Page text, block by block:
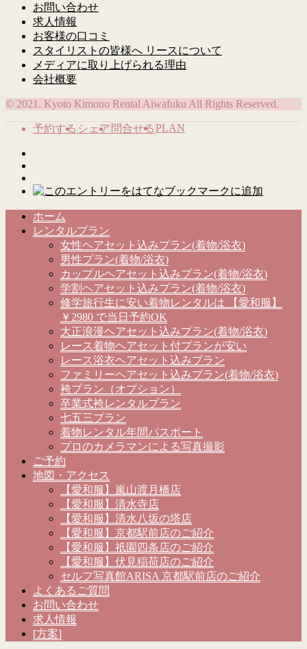
お問い合わせ
求人情報
お客様の口コミ
スタイリストの皆様へ リースについて
メディアに取り上げられる理由
会社概要
© 2021. Kyoto Kimono Rental Aiwafuku All Rights Reserved.
予約する シェア 問合せるPLAN
ホーム
レンタルプラン
女性ヘアセット込みプラン(着物/浴衣)
男性プラン(着物/浴衣)
カップルヘアセット込みプラン(着物/浴衣)
学割ヘアセット込みプラン(着物/浴衣)
修学旅行生に安い着物レンタルは 【愛和服】
￥2980 で当日予約OK
大正浪漫ヘアセット込みプラン(着物/浴衣)
レース着物ヘアセット付プランが安い
レース浴衣ヘアセット込みプラン
ファミリーヘアセット込みプラン(着物/浴衣)
袴プラン（オプション）
卒業式袴レンタルプラン
七五三プラン
着物レンタル年間パスポート
プロのカメラマンによる写真撮影
ご予約
地図・アクセス
【愛和服】嵐山渡月橋店
【愛和服】清水寺店
【愛和服】清水八坂の塔店
【愛和服】京都駅前店のご紹介
【愛和服】祇園四条店のご紹介
【愛和服】伏見稲荷店のご紹介
セルフ写真館ARISA 京都駅前店のご紹介
よくあるご質問
お問い合わせ
求人情報
[方案]